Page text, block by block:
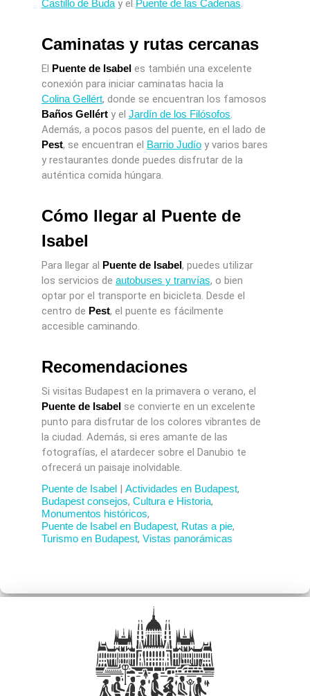
Castillo de Buday el Puente de las Cadenas.
Caminatas y rutas cercanas
El Puente de Isabeles también una excelente
conexión para iniciar caminatas hacia la
Colina Gellért, donde se encuentran los famosos
Baños Gellérty el Jardín de los Filósofos.
Además, a pocos pasos del puente, en el lado de
Pest, se encuentran el Barrio Judíoy varios bares
y restaurantes donde puedes disfrutar de la
auténtica comida húngara.
Cómo llegar al Puente de
Isabel
Para llegar al Puente de Isabel, puedes utilizar
los servicios de autobuses y tranvías, o bien
optar por el transporte en bicicleta. Desde el
centro de Pest, el puente es fácilmente
accesible caminando.
Recomendaciones
Si visitas Budapest en la primavera o verano, el
Puente de Isabelse convierte en un excelente
punto para disfrutar de los colores vibrantes de
la ciudad. Además, si eres amante de las
fotografías, el atardecer sobre el Danubio te
ofrecerá un paisaje inolvidable.
Puente de Isabel| Actividades en Budapest,
Budapest consejos, Cultura e Historia,
Monumentos históricos,
Puente de Isabel en Budapest, Rutas a pie,
Turismo en Budapest, Vistas panorámicas